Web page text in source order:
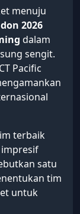
menuju
2026
dalam
sengit.
Pacific
terbaik
satu
tim
untuk